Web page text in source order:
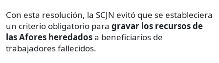
Con esta resolución, la SCJN evitó que se estableciera
un criterio obligatorio para gravar los recursos de
las Afores heredadosa beneficiarios de
trabajadores fallecidos.